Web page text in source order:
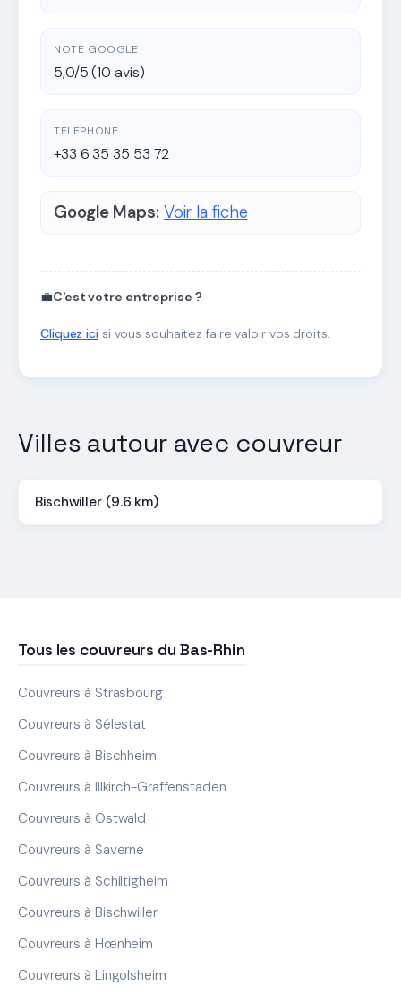
NOTE GOOGLE
5,0/5 (10 avis)
TELEPHONE
+33 6 35 35 53 72
Google Maps: Voir la fiche
💼C'est votre entreprise ?
Cliquez icisi vous souhaitez faire valoir vos droits.
Villes autour avec couvreur
Bischwiller (9.6 km)
Tous les couvreurs du Bas-Rhin
Couvreurs à Strasbourg
Couvreurs à Sélestat
Couvreurs à Bischheim
Couvreurs à Illkirch-Graffenstaden
Couvreurs à Ostwald
Couvreurs à Saverne
Couvreurs à Schiltigheim
Couvreurs à Bischwiller
Couvreurs à Hœnheim
Couvreurs à Lingolsheim